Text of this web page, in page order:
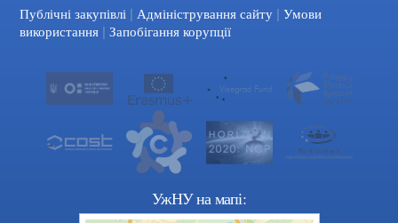
Facebook
Публічні закупівлі | Адміністрування сайту | Умови
використання | Запобігання корупції
УжНУ на мапі: